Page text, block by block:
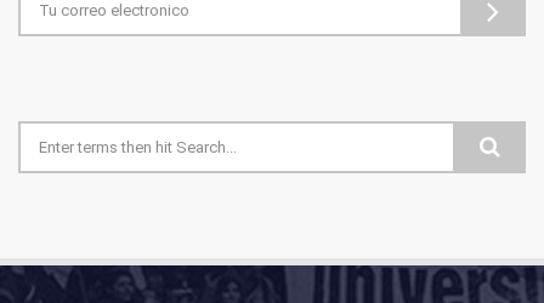
Formulario de búsqueda